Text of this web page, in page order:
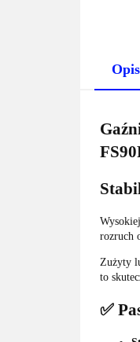
Opis
rozruch
Zużyty
to
✅